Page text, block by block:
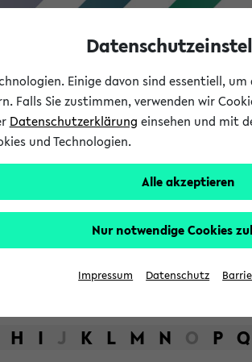
Studium
der Universität
H I J K L M N O P Q
Einige davon sind essentiell,
Falls Sie zustimmen, verwenden wir
Datenschutzerklärung einsehen und mit
und Technologien.
Alle akzeptieren
Nur notwendige Cookies
Impressum Datenschutz